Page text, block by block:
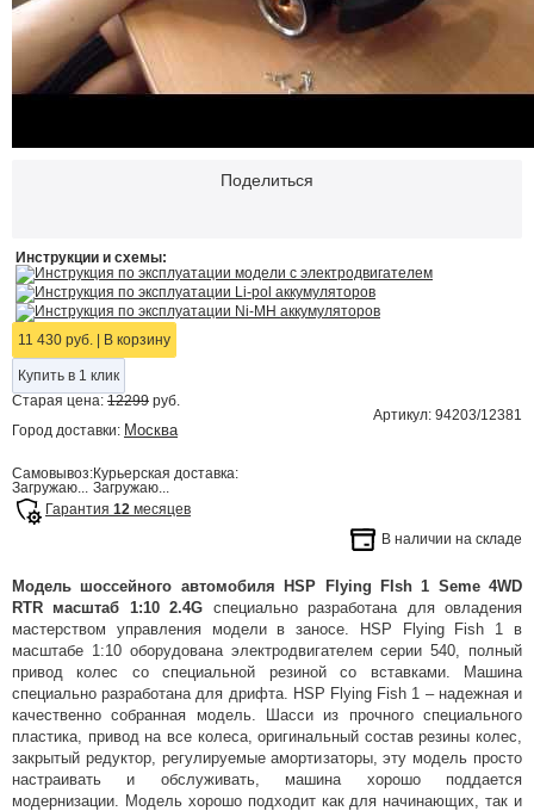
Поделиться
Инструкции и схемы:
Инструкция по эксплуатации модели с электродвигателем
Инструкция по эксплуатации Li-pol аккумуляторов
Инструкция по эксплуатации Ni-MH аккумуляторов
11 430 руб.
В корзину
Купить в 1 клик
Старая цена: 12299 руб.
Артикул: 94203/12381
Город доставки: Москва
Самовывоз:
Загружаю...
Курьерская доставка:
Загружаю...
Гарантия 12 месяцев
В наличии на складе
Модель шоссейного автомобиля HSP Flying FIsh 1 Seme 4WD
RTR масштаб 1:10 2.4G специально разработана для овладения
мастерством управления модели в заносе. HSP Flying Fish 1 в
масштабе 1:10 оборудована электродвигателем серии 540, полный
привод колес со специальной резиной со вставками. Машина
специально разработана для дрифта. HSP Flying Fish 1 – надежная и
качественно собранная модель. Шасси из прочного специального
пластика, привод на все колеса, оригинальный состав резины колес,
закрытый редуктор, регулируемые амортизаторы, эту модель просто
настраивать и обслуживать, машина хорошо поддается
модернизации. Модель хорошо подходит как для начинающих, так и